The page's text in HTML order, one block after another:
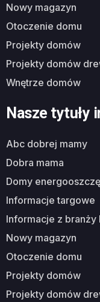
nowy magazyn
otoczenie domu
projekty domów
projekty domów
wnętrze domów
Nasze tytuły
abc dobrej mamy
dobra mama
domy
informacje targowe
informacje z
nowy magazyn
otoczenie domu
projekty domów
projekty domów